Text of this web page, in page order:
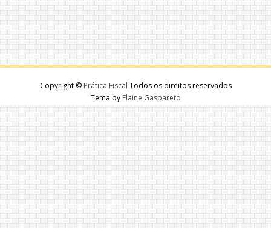
Copyright © Prática Fiscal Todos os direitos reservados
Tema by Elaine Gaspareto